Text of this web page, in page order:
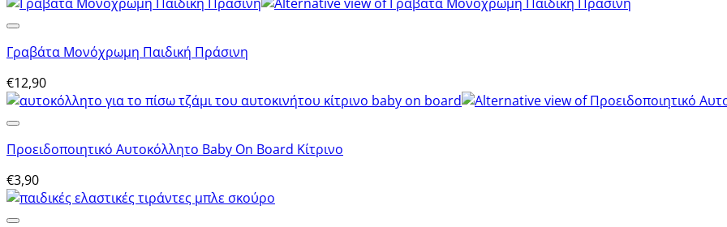
Γραβάτα Μονόχρωμη Παιδική Πράσινη
€12,90
Προειδοποιητικό Αυτοκόλλητο Baby On Board Κίτρινο
€3,90